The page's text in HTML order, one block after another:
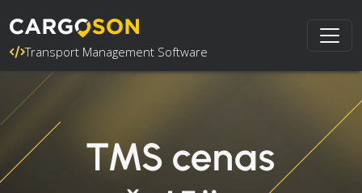
Transport Management Software
TMS cenas